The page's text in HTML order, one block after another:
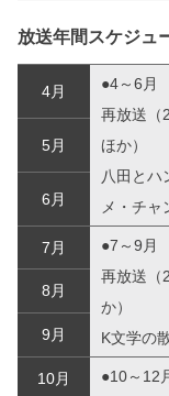
放送年間スケジュ
4月
●4～6月
再放送（
ほか）
八田とハ
メ・チャ
5月
6月
7月
●7～9月
再放送（
か）
K文学の
8月
9月
10月
●10～12